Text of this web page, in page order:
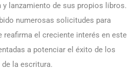
y lanzamiento de sus propios libros.
numerosas solicitudes para
reafirma el creciente interés en este
a potenciar el éxito de los
la escritura.